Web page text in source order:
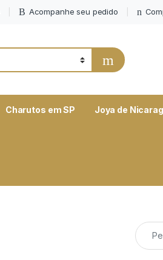
Acompanhe seu pedido
Charutos em SP Joya de